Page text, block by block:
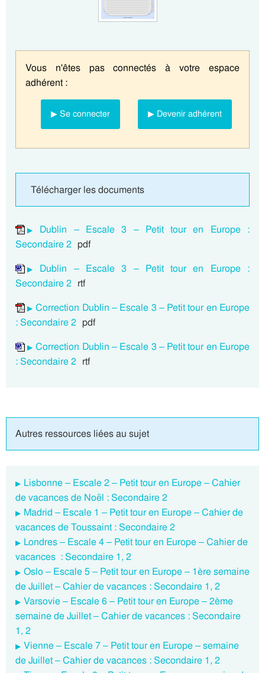
Vous n'êtes pas connectés à votre espace
adhérent :
▶ Se connecter ▶ Devenir adhérent
Télécharger les documents
Dublin – Escale 3 – Petit tour en Europe :
Secondaire 2 pdf
Dublin – Escale 3 – Petit tour en Europe :
Secondaire 2 rtf
Correction Dublin – Escale 3 – Petit tour en Europe
: Secondaire 2 pdf
Correction Dublin – Escale 3 – Petit tour en Europe
: Secondaire 2 rtf
Autres ressources liées au sujet
Lisbonne – Escale 2 – Petit tour en Europe – Cahier
de vacances de Noël : Secondaire 2
Madrid – Escale 1 – Petit tour en Europe – Cahier de
vacances de Toussaint : Secondaire 2
Londres – Escale 4 – Petit tour en Europe – Cahier de
vacances : Secondaire 1, 2
Oslo – Escale 5 – Petit tour en Europe – 1ère semaine
de Juillet – Cahier de vacances : Secondaire 1, 2
Varsovie – Escale 6 – Petit tour en Europe – 2ème
semaine de Juillet – Cahier de vacances : Secondaire
1, 2
Vienne – Escale 7 – Petit tour en Europe – semaine
de Juillet – Cahier de vacances : Secondaire 1, 2